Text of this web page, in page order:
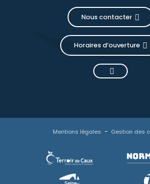
Nous contacter
Horaires d’ouverture
Mentions légales Gestion des